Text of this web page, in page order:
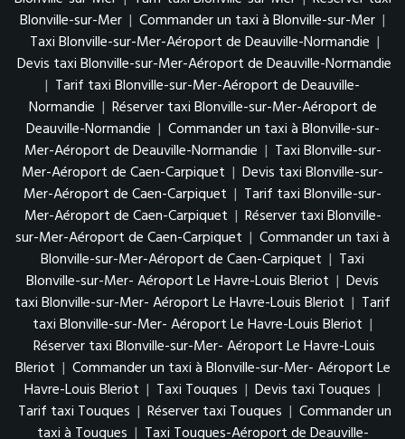
Blonville-sur-Mer | Commander un taxi à Blonville-sur-Mer |
Taxi Blonville-sur-Mer-Aéroport de Deauville-Normandie |
Devis taxi Blonville-sur-Mer-Aéroport de Deauville-Normandie
| Tarif taxi Blonville-sur-Mer-Aéroport de Deauville-
Normandie | Réserver taxi Blonville-sur-Mer-Aéroport de
Deauville-Normandie | Commander un taxi à Blonville-sur-
Mer-Aéroport de Deauville-Normandie | Taxi Blonville-sur-
Mer-Aéroport de Caen-Carpiquet | Devis taxi Blonville-sur-
Mer-Aéroport de Caen-Carpiquet | Tarif taxi Blonville-sur-
Mer-Aéroport de Caen-Carpiquet | Réserver taxi Blonville-
sur-Mer-Aéroport de Caen-Carpiquet | Commander un taxi à
Blonville-sur-Mer-Aéroport de Caen-Carpiquet | Taxi
Blonville-sur-Mer- Aéroport Le Havre-Louis Bleriot | Devis
taxi Blonville-sur-Mer- Aéroport Le Havre-Louis Bleriot | Tarif
taxi Blonville-sur-Mer- Aéroport Le Havre-Louis Bleriot |
Réserver taxi Blonville-sur-Mer- Aéroport Le Havre-Louis
Bleriot | Commander un taxi à Blonville-sur-Mer- Aéroport Le
Havre-Louis Bleriot | Taxi Touques | Devis taxi Touques |
Tarif taxi Touques | Réserver taxi Touques | Commander un
taxi à Touques | Taxi Touques-Aéroport de Deauville-